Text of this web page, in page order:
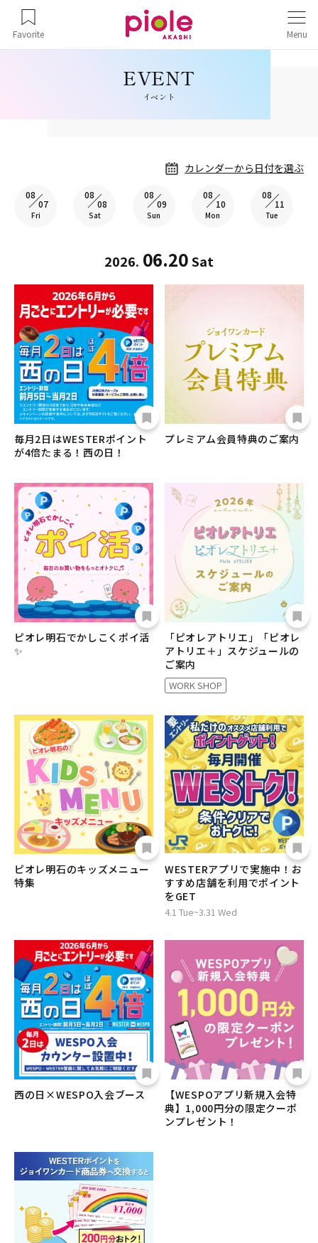
Favorite Menu
イベント
カレンダーから日付を選ぶ
08
07
Fri
08
08
Sat
08
09
Sun
08
10
Mon
08
11
Tue
2026. 06.20Sat
毎月2日はWESTERポイント
が4倍たまる！西の日！
プレミアム会員特典のご案内
ピオレ明石でかしこくポイ活
✨
「ピオレアトリエ」「ピオレ
アトリエ＋」スケジュールの
ご案内
WORK SHOP
ピオレ明石のキッズメニュー
特集
WESTERアプリで実施中！お
すすめ店舗を利用でポイント
をGET
4.1 Tue~3.31 Wed
西の日×WESPO入会ブース
【WESPOアプリ新規入会特
典】1,000円分の限定クーポ
ンプレゼント！